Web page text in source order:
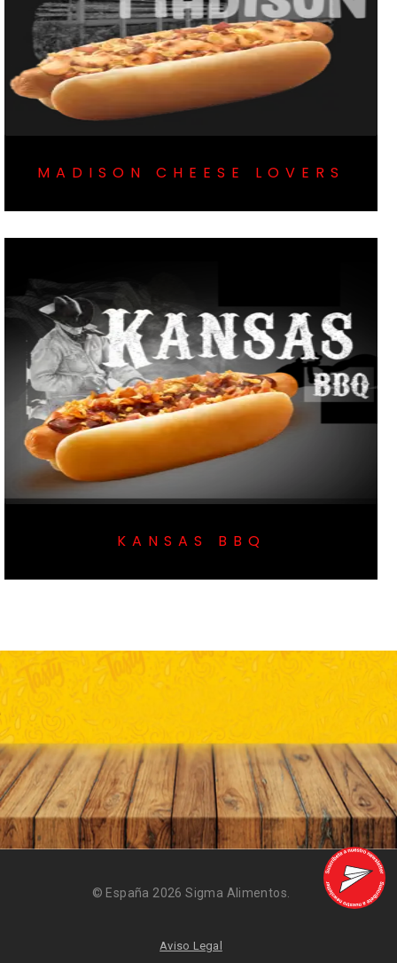
MADISON CHEESE LOVERS
KANSAS BBQ
© España 2026 Sigma Alimentos.
Aviso Legal